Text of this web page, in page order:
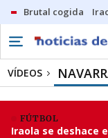
Brutal cogida
VÍDEOS
FÚTBOL
Iraola se deshace